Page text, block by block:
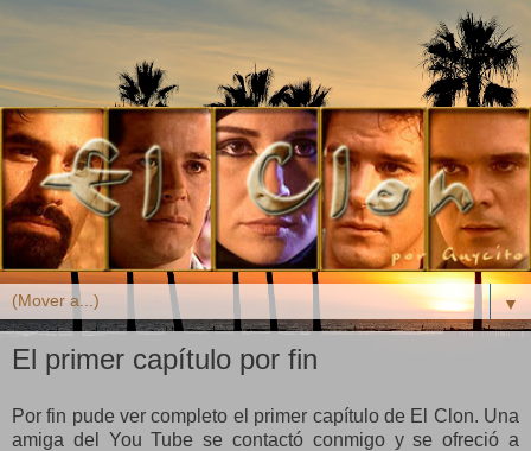
▼
El primer capítulo por fin
Por fin pude ver completo el primer capítulo de El Clon. Una
amiga del You Tube se contactó conmigo y se ofreció a